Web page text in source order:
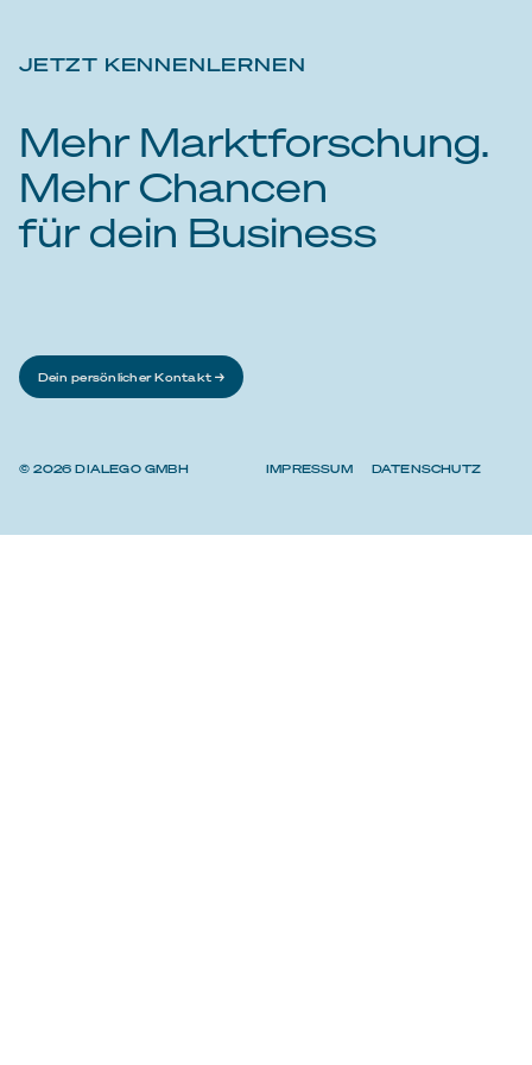
JETZT KENNENLERNEN
Mehr Marktforschung.
Mehr Chancen
für dein Business
Dein persönlicher Kontakt →
© 2026 DIALEGO GMBH IMPRESSUM DATENSCHUTZ